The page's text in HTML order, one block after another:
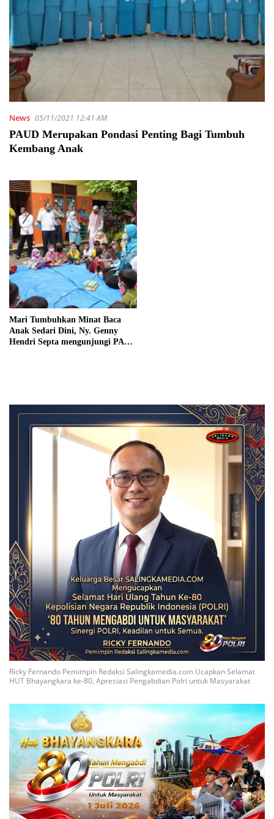
News 05/11/2021 12:41 AM
PAUD Merupakan Pondasi Penting Bagi Tumbuh
Kembang Anak
Mari Tumbuhkan Minat Baca
Anak Sedari Dini, Ny. Genny
Hendri Septa mengunjungi PAUD
Ricky Fernando Pemimpin Redaksi Salingkamedia.com Ucapkan Selamat
HUT Bhayangkara ke-80, Apresiasi Pengabdian Polri untuk Masyarakat